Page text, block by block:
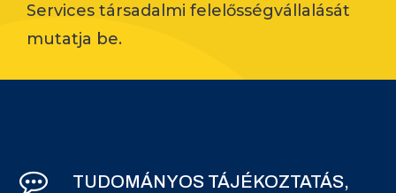
Services társadalmi felelősségvállalását
mutatja be.
TUDOMÁNYOS TÁJÉKOZTATÁS,